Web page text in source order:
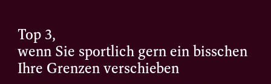
Top 3,
wenn Sie sportlich gern ein bisschen
Ihre Grenzen verschieben